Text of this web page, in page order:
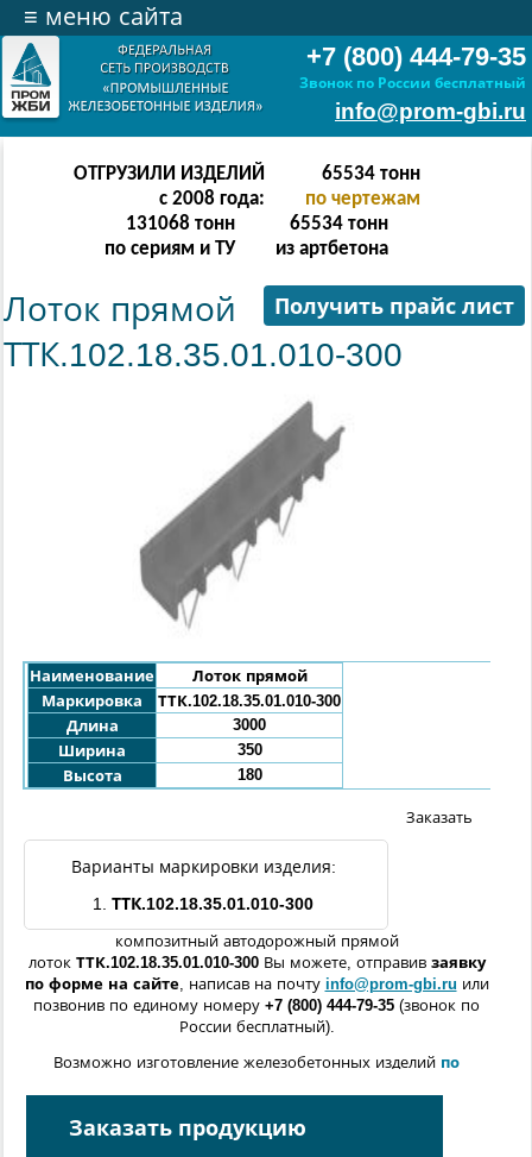
+7 (800) 444-79-35
Звонок по России бесплатный
info@prom-gbi.ru
≡ меню сайта
ОТГРУЗИЛИ ИЗДЕЛИЙ
с 2008 года:
131070тонн
по чертежам
238342 тонн
по сериям и ТУ
131070 тонн
из артбетона
Получить прайс лист
Лоток прямой
ТТК.102.18.35.01.010-300
Наименование
Лоток прямой
Маркировка
ТТК.102.18.35.01.010-300
Длина
3000
Ширина
350
Высота
180
Варианты маркировки изделия:
1.
ТТК.102.18.35.01.010-300
Заказать
композитный автодорожный прямой
лоток ТТК.102.18.35.01.010-300 Вы можете, отправив заявку
по форме на сайте, написав на почту info@prom-gbi.ru или
позвонив по единому номеру +7 (800) 444-79-35 (звонок по
России бесплатный).
Возможно изготовление железобетонных изделий по
Поставка осуществляется с производственных площадок,
расположенных вСанкт-Петербурге
Заказать продукцию